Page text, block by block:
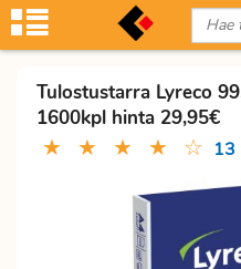
Tulostustarra Lyreco
1600kpl hinta 29,95€
★ ★ ★ ★ ☆ 13